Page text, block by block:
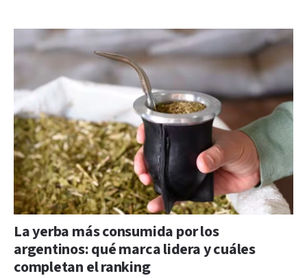
La yerba más consumida por los
argentinos: qué marca lidera y cuáles
completan el ranking